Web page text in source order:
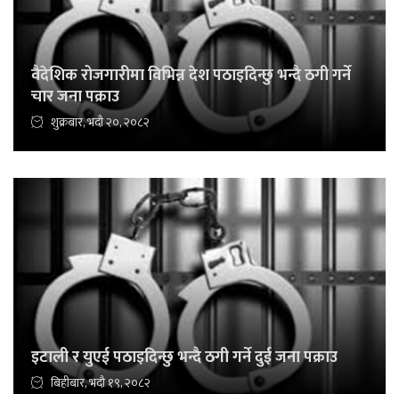
वैदेशिक रोजगारीमा विभिन्न देश पठाइदिन्छु भन्दै ठगी गर्ने
चार जना पक्राउ
शुक्रबार, भदौ २०, २०८२
इटाली र युएई पठाइदिन्छु भन्दै ठगी गर्ने दुई जना पक्राउ
बिहीबार, भदौ १९, २०८२